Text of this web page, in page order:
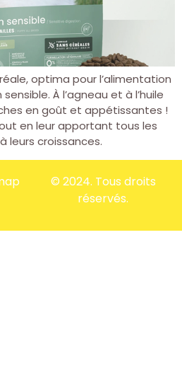
optima pour l’alimentation
À l’agneau et à l’huile
en goût et appétissantes !
en leur apportant tous les
leurs croissances.
© 2024. Tous droits
réservés.